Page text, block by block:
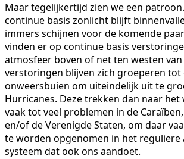
Maar tegelijkertijd zien we een
continue basis zonlicht blijft
immers schijnen voor de komende
vinden er op continue basis
atmosfeer boven of net ten westen van
verstoringen blijven zich groeperen tot
onweersbuien om uiteindelijk uit te
Hurricanes. Deze trekken dan naar het
vaak tot veel problemen in de
en/of de Verenigde Staten, om daar
te worden opgenomen in het reguliere
systeem dat ook ons aandoet.